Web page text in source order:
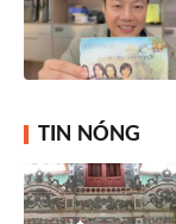
TIN NÓNG